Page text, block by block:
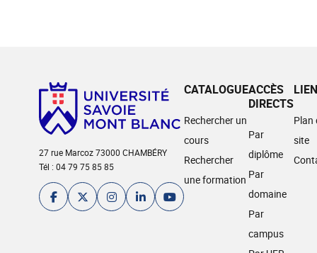
27 rue Marcoz 73000 CHAMBÉRY
Tél : 04 79 75 85 85
CATALOGUE
Rechercher un
cours
Rechercher
une formation
ACCÈS
DIRECTS
Par
diplôme
Par
domaine
Par
campus
Plan
site